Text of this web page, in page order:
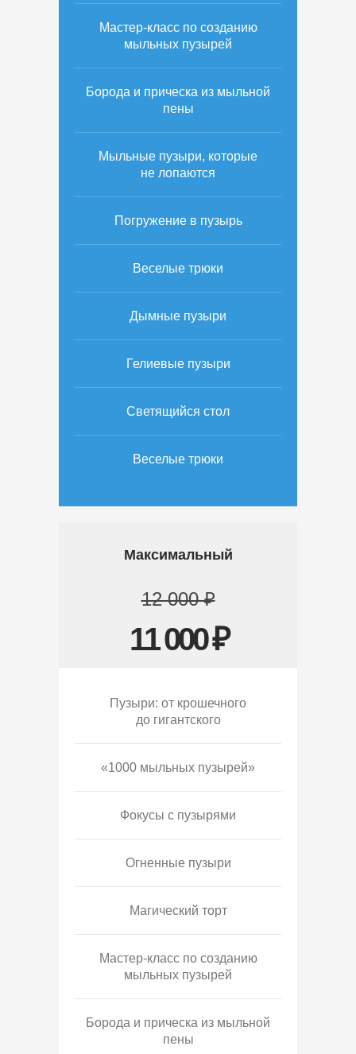
Мастер-класс по созданию
мыльных пузырей
Борода и прическа из мыльной
пены
Мыльные пузыри, которые
не лопаются
Погружение в пузырь
Веселые трюки
Дымные пузыри
Гелиевые пузыри
Светящийся стол
Веселые трюки
Максимальный
12 000 ₽
11 000 ₽
Пузыри: от крошечного
до гигантского
«1000 мыльных пузырей»
Фокусы с пузырями
Огненные пузыри
Магический торт
Мастер-класс по созданию
мыльных пузырей
Борода и прическа из мыльной
пены